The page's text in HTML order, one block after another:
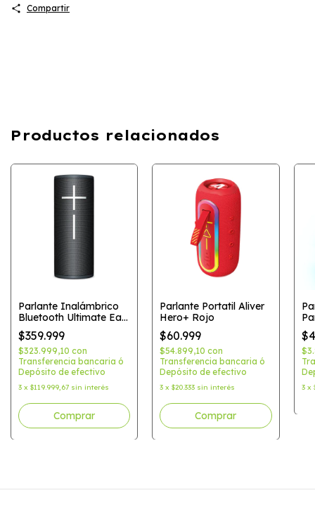
Compartir
Productos relacionados
Parlante Inalámbrico
Bluetooth Ultimate Ears
Boom 4 Active Black
$359.999
$323.999,10 con
Transferencia bancaria ó
Depósito de efectivo
3 x $119.999,67 sin interés
Parlante Portatil Aliver
Hero+ Rojo
$60.999
$54.899,10con
Transferencia bancaria ó
Depósito de efectivo
3 x$20.333 sin interés 3 x